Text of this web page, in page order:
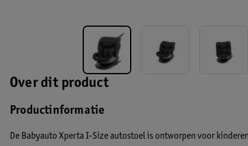
Over dit product
Productinformatie
De Babyauto Xperta I-Size autostoel is ontworpen voor